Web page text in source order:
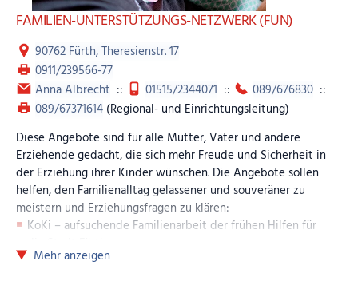
FAMILIEN-UNTERSTÜTZUNGS-NETZWERK (FUN)
90762 Fürth, Theresienstr. 17
0911/239566-77
Anna Albrecht :: 01515/2344071 :: 089/676830::
089/67371614(Regional- und Einrichtungsleitung)
Diese Angebote sind für alle Mütter, Väter und andere
Erziehende gedacht, die sich mehr Freude und Sicherheit in
der Erziehung ihrer Kinder wünschen. Die Angebote sollen
helfen, den Familienalltag gelassener und souveräner zu
meistern und Erziehungsfragen zu klären:
KoKi – aufsuchende Familienarbeit der frühen Hilfen für
ElternkursStarke Eltern, Starke Kinder®
Mehr anzeigen